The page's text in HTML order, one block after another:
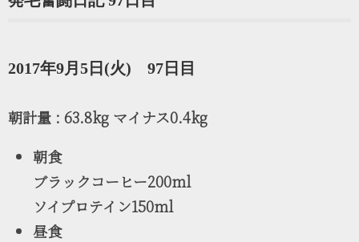
2017年9月5日(火) 97日目
朝計量 : 63.8kg マイナス0.4kg
朝食
ブラックコーヒー200ml
ソイプロテイン150ml
昼食